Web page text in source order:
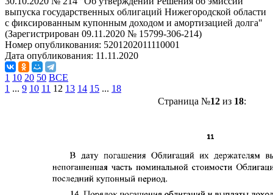
выпуска государственных облигаций Нижегородской области
с фиксированным купонным доходом и амортизацией долга"
(Зарегистрирован 09.11.2020 № 15799-306-214)
Номер опубликования: 5201202011110001
Дата опубликования: 11.11.2020
1 10 20 50 ВСЕ
1 ... 9 10 11 12 13 14 15 ... 18
Страница №12из 18: